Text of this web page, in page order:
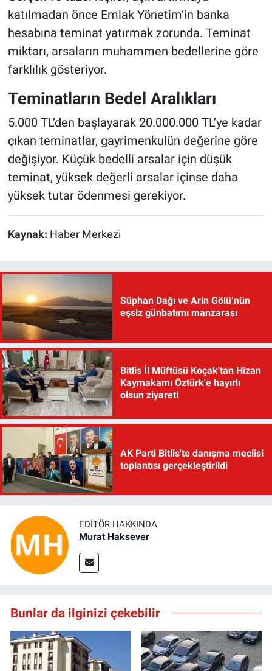
katılmadan önce Emlak Yönetim’in banka
hesabına teminat yatırmak zorunda. Teminat
miktarı, arsaların muhammen bedellerine göre
farklılık gösteriyor.
Teminatların Bedel Aralıkları
5.000 TL’den başlayarak 20.000.000 TL’ye kadar
çıkan teminatlar, gayrimenkulün değerine göre
değişiyor. Küçük bedelli arsalar için düşük
teminat, yüksek değerli arsalar içinse daha
yüksek tutar ödenmesi gerekiyor.
Kaynak: Haber Merkezi
Süphan Dağı ve Arin Gölü’nün
eşsiz günbatımı manzarası
Bitlis İl Müftüsü Koçak'tan Hizan
Kaymakamı Öztürk'e hayırlı
olsun ziyareti
AK Parti Bitlis'te danışma meclisi
toplantısı gerçekleştirildi
EDITÖR HAKKINDA
Murat Haksever
Bunlar da ilginizi çekebilir